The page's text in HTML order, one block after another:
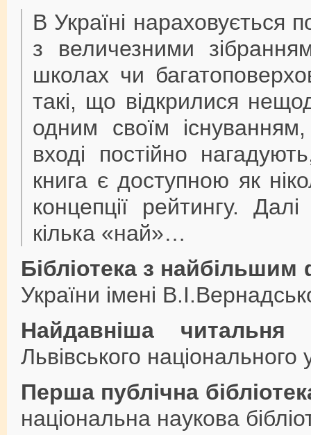
В Україні нараховується
з величезними
школах чи
такі, що відкрилися
одним своїм
вході постійно
книга є доступною як
концепції рейтингу.
кілька «най»…
Бібліотека з
України імені
Найдавніша читальня
Львівського національного
Перша публічна
національна наукова